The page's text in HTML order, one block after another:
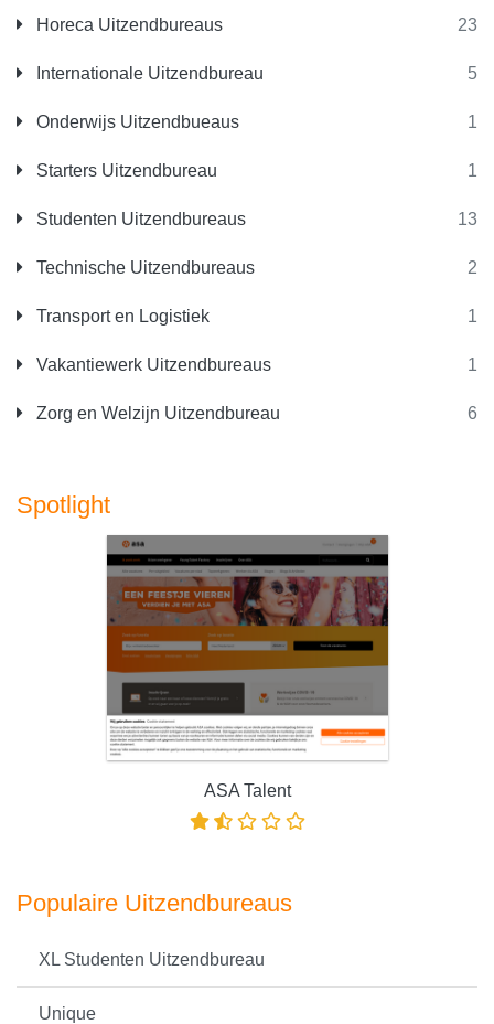
Horeca Uitzendbureaus 23
Internationale Uitzendbureau 5
Onderwijs Uitzendbueaus 1
Starters Uitzendbureau 1
Studenten Uitzendbureaus 13
Technische Uitzendbureaus 2
Transport en Logistiek 1
Vakantiewerk Uitzendbureaus 1
Zorg en Welzijn Uitzendbureau 6
Spotlight
ASA Talent
Populaire Uitzendbureaus
XL Studenten Uitzendbureau
Unique